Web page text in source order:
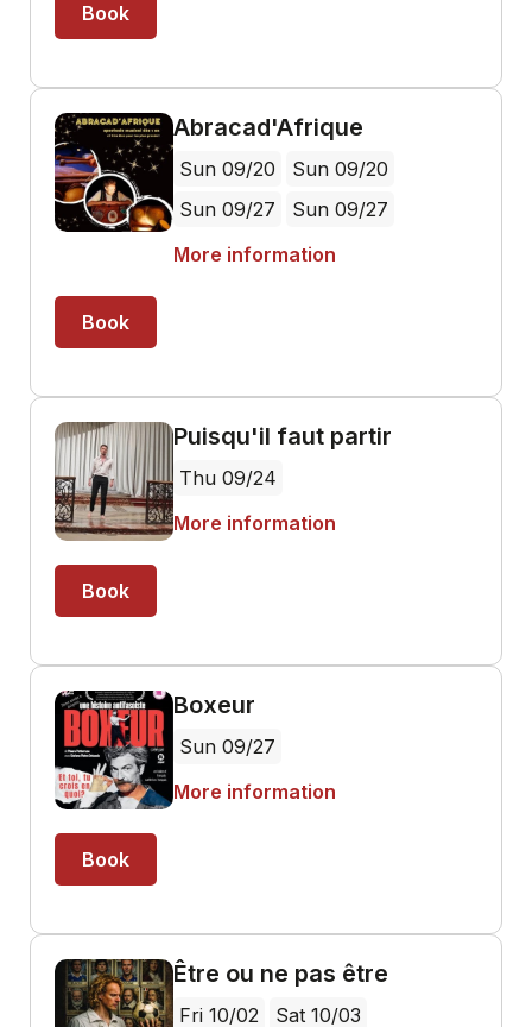
Book
Abracad'Afrique
Sun 09/20
Sun 09/20
Sun 09/27
Sun 09/27
More information
Book
Puisqu'il faut partir
Thu 09/24
More information
Book
Boxeur
Sun 09/27
More information
Book
Être ou ne pas être
Fri 10/02 Sat 10/03